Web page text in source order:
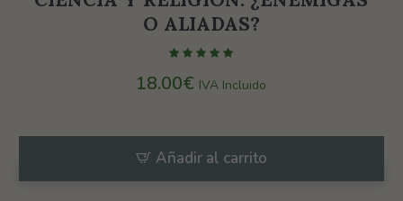
O ALIADAS?
18.00€ IVA Incluido
Añadir al carrito
intereses y
comportamiento
mientras visitas
nuestro sitio,
ver contenido y
ofertas